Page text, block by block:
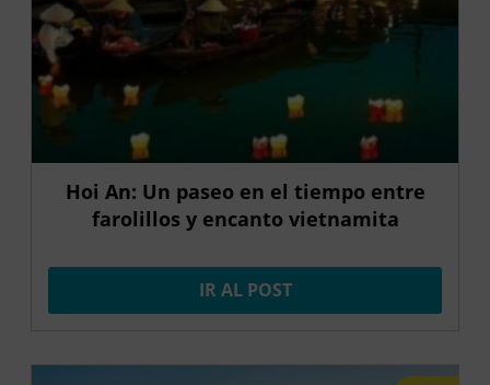
Hoi An: Un paseo en el tiempo entre
farolillos y encanto vietnamita
IR AL POST